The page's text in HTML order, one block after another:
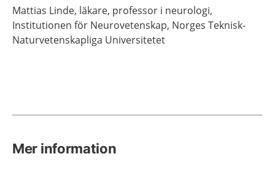
Mattias Linde, läkare, professor i neurologi,
Institutionen för Neurovetenskap, Norges Teknisk-
Naturvetenskapliga Universitetet
Mer information